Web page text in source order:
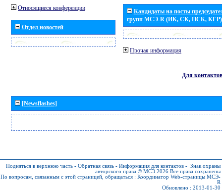
Относящиеся конференции
Отдел новостей
Кандидаты на посты
групп МСЭ-R (ИК, СК, ПСК, КГР)
Прочая информация
Для контактов
[Newsflashes]
Подняться в верхнюю часть - Обратная связь - Информация для контактов - Знак охраны
авторского права © МСЭ 2026 Все права сохранены
По вопросам, связанным с этой страницей, обращаться : Координатор Web-страницы МСЭ-
R
Обновлено : 2013-01-30